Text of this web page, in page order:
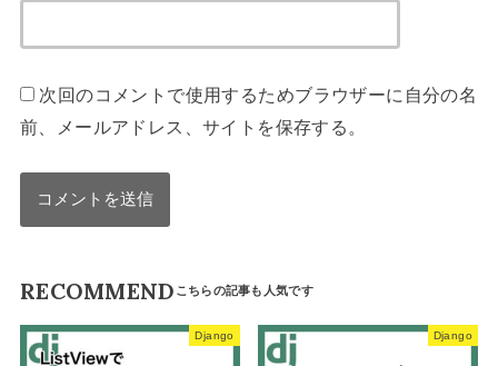
次回のコメントで使用するためブラウザーに自分の名
前、メールアドレス、サイトを保存する。
RECOMMEND
Django Django